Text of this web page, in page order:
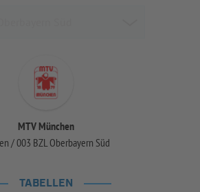
MTV München
/ 003 BZL Oberbayern Süd
TABELLEN